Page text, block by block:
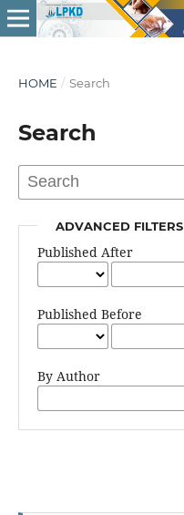
HOME / Search
Search
ADVANCED FILTERS
Published After
Published Before
By Author